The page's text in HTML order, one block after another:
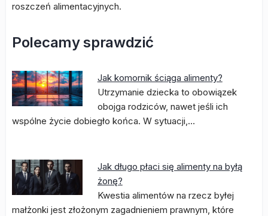
roszczeń alimentacyjnych.
Polecamy sprawdzić
Jak komornik ściąga alimenty?
Utrzymanie dziecka to obowiązek
obojga rodziców, nawet jeśli ich
wspólne życie dobiegło końca. W sytuacji,…
Jak długo płaci się alimenty na byłą
żonę?
Kwestia alimentów na rzecz byłej
małżonki jest złożonym zagadnieniem prawnym, które